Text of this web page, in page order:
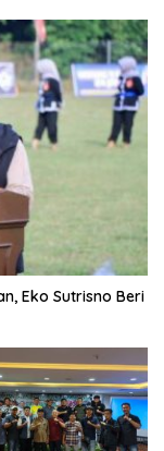
Eko Sutrisno Beri